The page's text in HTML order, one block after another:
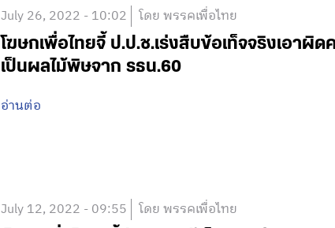
July 26, 2022 - 10:02 โดย พรรคเพื่อไทย
โฆษกเพื่อไทยจี้ ป.ป.ช.เร่งสืบข้อเท็จจริงเอา
เป็นผลไม้พิษจาก รธน.60
อ่านต่อ
July 12, 2022 - 09:55 โดย พรรคเพื่อไทย